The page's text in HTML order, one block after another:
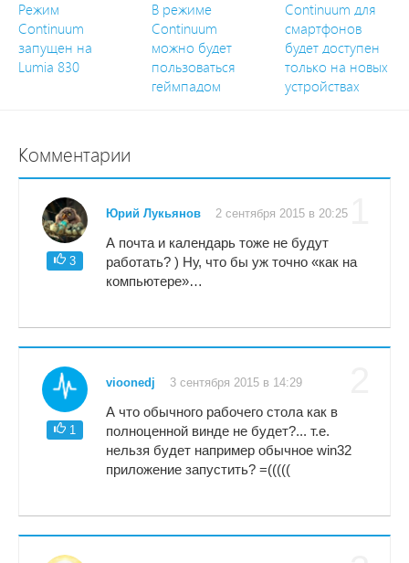
Режим
Continuum
запущен на
Lumia 830
В режиме
Continuum
можно будет
пользоваться
геймпадом
Continuum для
смартфонов
будет доступен
только на новых
устройствах
Комментарии
3
Юрий Лукьянов 2 сентября 2015 в 20:25
А почта и календарь тоже не будут
работать? ) Ну, что бы уж точно «как на
компьютере»…
1
vioonedj 3 сентября 2015 в 14:29
А что обычного рабочего стола как в
полноценной винде не будет?... т.е.
нельзя будет например обычное win32
приложение запустить? =(((((